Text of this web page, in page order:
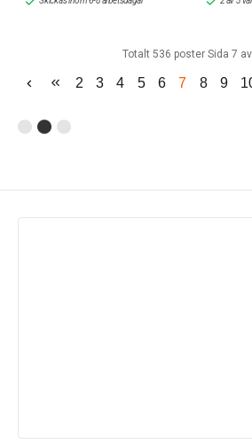
Totalt 536 poster Sida 7
2 3 4 5 6 7 8 9